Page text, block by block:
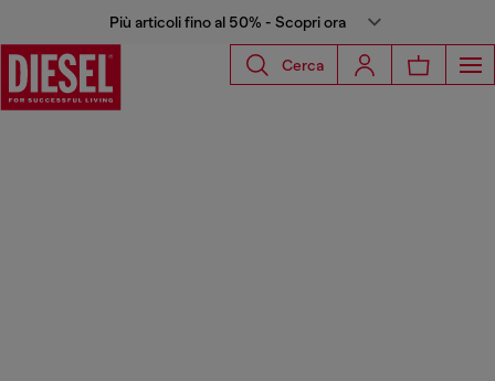
Più articoli fino al 50% - Scopri ora
Cerca